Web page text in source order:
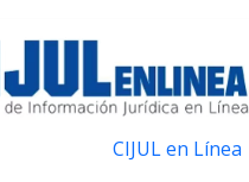
CIJUL en Línea